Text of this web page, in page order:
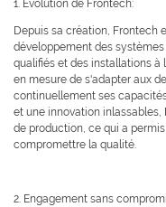
1. Évolution de Frontech:
Depuis sa création, Frontech
développement des
qualifiés et des installations à
en mesure de s'adapter aux
continuellement ses
et une innovation
de production, ce qui a
compromettre la qualité.
2. Engagement sans